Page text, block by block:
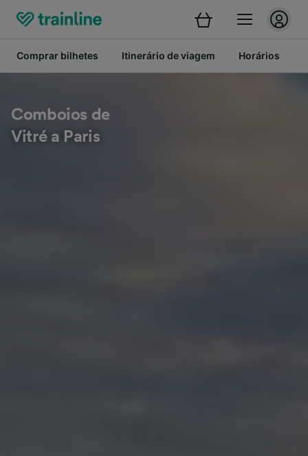
Comprar bilhetes Itinerário de viagem Horários
Comboios de
Vitré a Paris